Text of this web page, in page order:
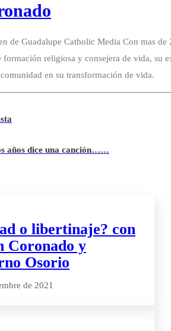
de Guadalupe Catholic Media Con mas
formación religiosa y consejera de vida, su
en su transformación de vida.
años dice una canción……
o libertinaje? con
Coronado y
Osorio
de 2021